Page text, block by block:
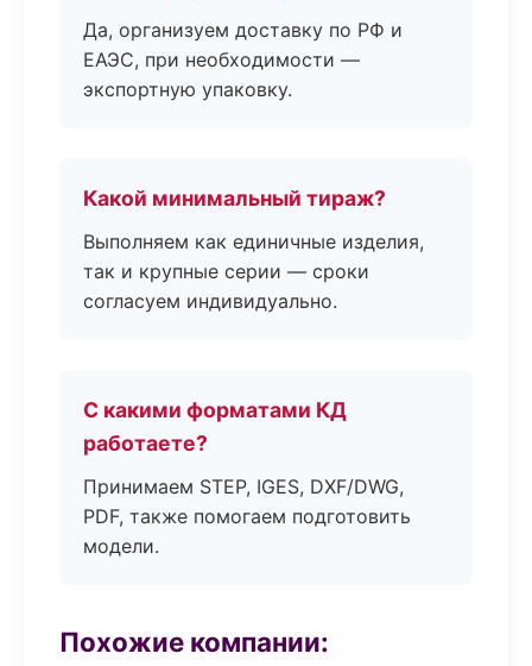
Да, организуем доставку по РФ и
ЕАЭС, при необходимости —
экспортную упаковку.
Какой минимальный тираж?
Выполняем как единичные изделия,
так и крупные серии — сроки
согласуем индивидуально.
С какими форматами КД
работаете?
Принимаем STEP, IGES, DXF/DWG,
PDF, также помогаем подготовить
модели.
Похожие компании: